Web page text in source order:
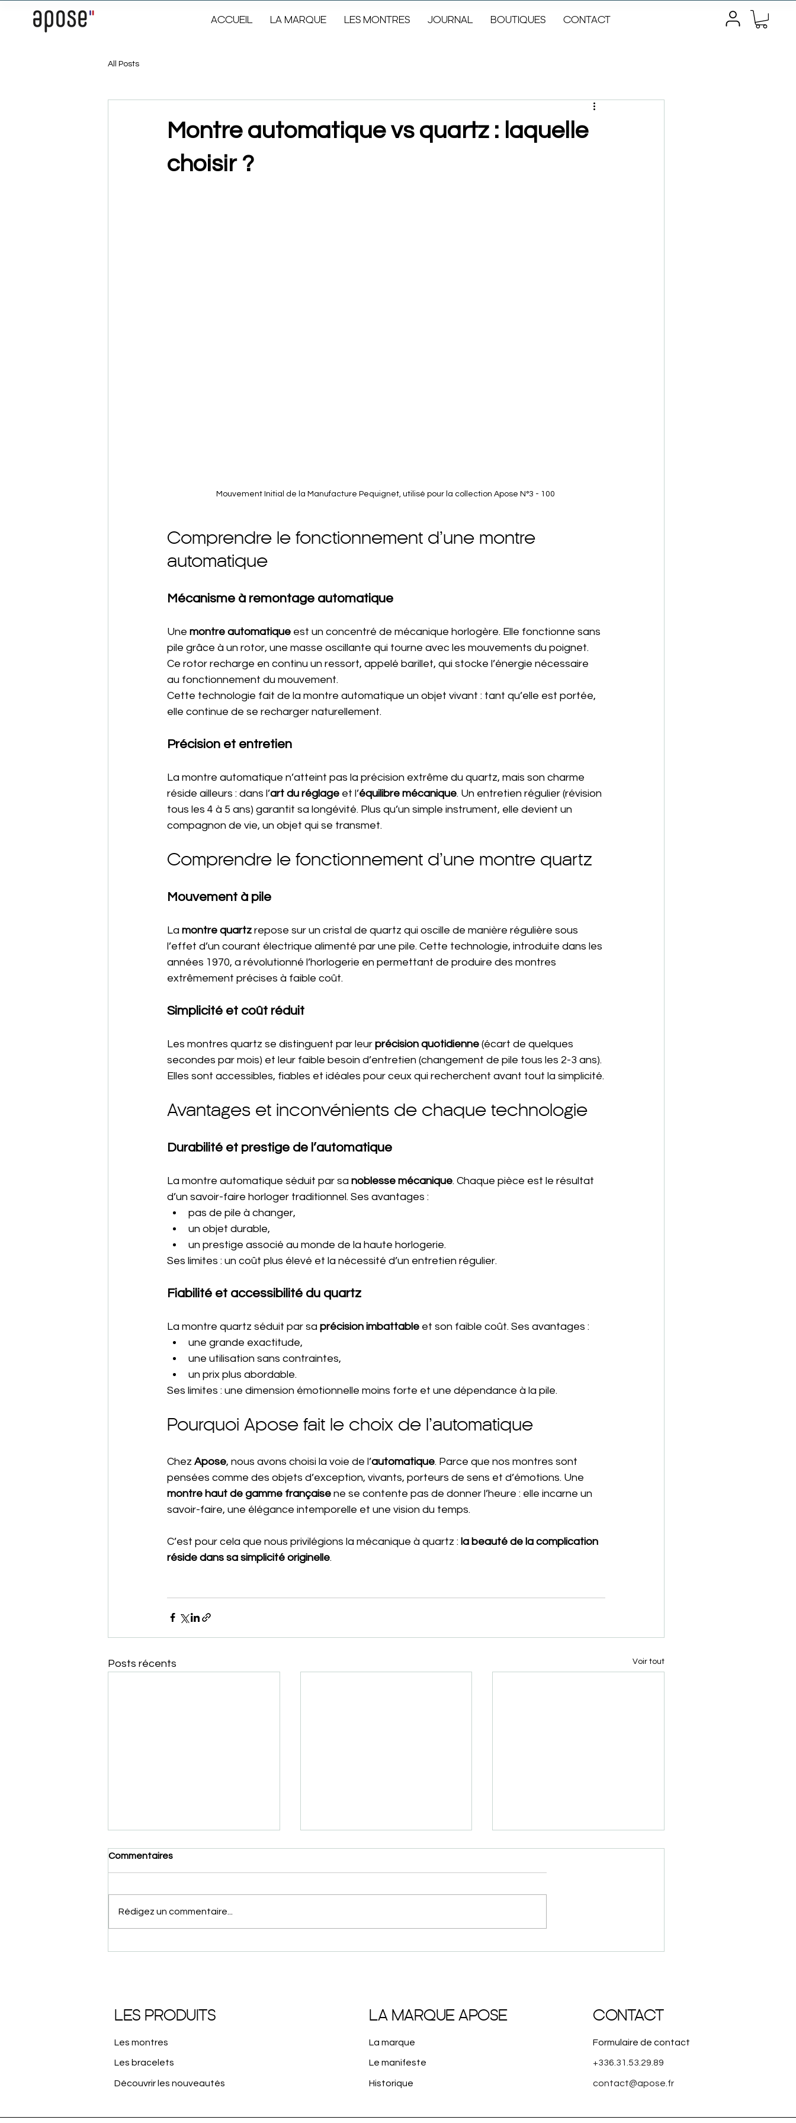
ACCUEIL LA MARQUE LES MONTRES JOURNAL BOUTIQUES CONTACT
All Posts
Montre automatique vs quartz : laquelle
choisir ?
Mouvement Initial de la Manufacture Pequignet, utilisé pour la collection Apose N°3 - 100
Comprendre le fonctionnement d’une montre
automatique
Mécanisme à remontage automatique
Une montre automatique est un concentré de mécanique horlogère. Elle fonctionne sans
pile grâce à un rotor, une masse oscillante qui tourne avec les mouvements du poignet.
Ce rotor recharge en continu un ressort, appelé barillet, qui stocke l’énergie nécessaire
au fonctionnement du mouvement.
Cette technologie fait de la montre automatique un objet vivant : tant qu’elle est portée,
elle continue de se recharger naturellement.
Précision et entretien
La montre automatique n’atteint pas la précision extrême du quartz, mais son charme
réside ailleurs : dans l’art du réglage et l’équilibre mécanique. Un entretien régulier (révision
tous les 4 à 5 ans) garantit sa longévité. Plus qu’un simple instrument, elle devient un
compagnon de vie, un objet qui se transmet.
Comprendre le fonctionnement d’une montre quartz
Mouvement à pile
La montre quartz repose sur un cristal de quartz qui oscille de manière régulière sous
l’effet d’un courant électrique alimenté par une pile. Cette technologie, introduite dans les
années 1970, a révolutionné l’horlogerie en permettant de produire des montres
extrêmement précises à faible coût.
Simplicité et coût réduit
Les montres quartz se distinguent par leur précision quotidienne (écart de quelques
secondes par mois) et leur faible besoin d’entretien (changement de pile tous les 2-3 ans).
Elles sont accessibles, fiables et idéales pour ceux qui recherchent avant tout la simplicité.
Avantages et inconvénients de chaque technologie
Durabilité et prestige de l’automatique
La montre automatique séduit par sa noblesse mécanique. Chaque pièce est le résultat
d’un savoir-faire horloger traditionnel. Ses avantages :
pas de pile à changer,
un objet durable,
un prestige associé au monde de la haute horlogerie.
Ses limites : un coût plus élevé et la nécessité d’un entretien régulier.
Fiabilité et accessibilité du quartz
La montre quartz séduit par sa précision imbattable et son faible coût. Ses avantages :
une grande exactitude,
une utilisation sans contraintes,
un prix plus abordable.
Ses limites : une dimension émotionnelle moins forte et une dépendance à la pile.
Pourquoi Apose fait le choix de l’automatique
Chez Apose, nous avons choisi la voie de l’automatique. Parce que nos montres sont
pensées comme des objets d’exception, vivants, porteurs de sens et d’émotions. Une
montre haut de gamme française ne se contente pas de donner l’heure : elle incarne un
savoir-faire, une élégance intemporelle et une vision du temps.
C’est pour cela que nous privilégions la mécanique à quartz : la beauté de la complication
réside dans sa simplicité originelle.
Posts récents Voir tout
Commentaires
Rédigez un commentaire...
LES PRODUITS
Les montres
Les bracelets
Découvrir les nouveautés
LA MARQUE APOSE
La marque
Le manifeste
Historique
CONTACT
Formulaire de contact
+336.31.53.29.89
contact@apose.fr